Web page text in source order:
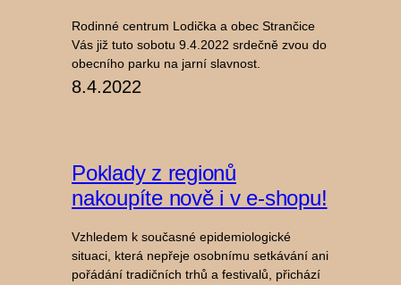
Rodinné centrum Lodička a obec Strančice
Vás již tuto sobotu 9.4.2022 srdečně zvou do
obecního parku na jarní slavnost.
8.4.2022
Poklady z regionů
nakoupíte nově i v e-shopu!
Vzhledem k současné epidemiologické
situaci, která nepřeje osobnímu setkávání ani
pořádání tradičních trhů a festivalů, přichází